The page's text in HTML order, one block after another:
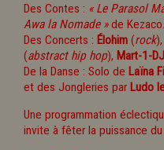
Des Contes : « Le Parasol
Awa la Nomade »de
Des Concerts : Élohim (rock),
(abstract hip hop), Mart-1-DJ
De la Danse : Solo de Laïna
et des Jongleries par Ludo
Une programmation
invite à fêter la puissance